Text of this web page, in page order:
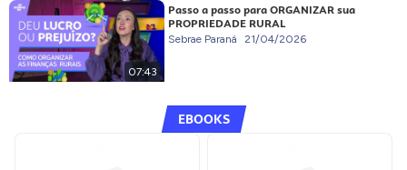
07:43
Passo a passo para ORGANIZAR sua
PROPRIEDADE RURAL
Sebrae Paraná 21/04/2026
EBOOKS